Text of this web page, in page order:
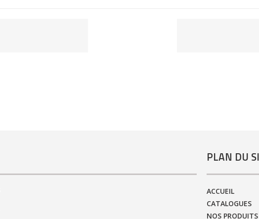
PLAN DU
ACCUEIL
CATALOGUES
NOS PRODUITS